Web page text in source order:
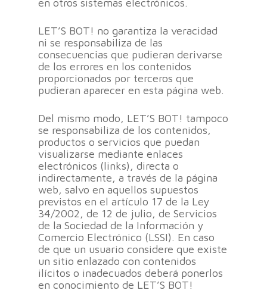
en otros sistemas electrónicos.
LET’S BOT! no garantiza la veracidad
ni se responsabiliza de las
consecuencias que pudieran derivarse
de los errores en los contenidos
proporcionados por terceros que
pudieran aparecer en esta página web.
Del mismo modo, LET’S BOT! tampoco
se responsabiliza de los contenidos,
productos o servicios que puedan
visualizarse mediante enlaces
electrónicos (links), directa o
indirectamente, a través de la página
web, salvo en aquellos supuestos
previstos en el artículo 17 de la Ley
34/2002, de 12 de julio, de Servicios
de la Sociedad de la Información y
Comercio Electrónico (LSSI). En caso
de que un usuario considere que existe
un sitio enlazado con contenidos
ilícitos o inadecuados deberá ponerlos
en conocimiento de LET’S BOT!